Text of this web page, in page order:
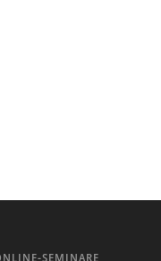
SEMINARE